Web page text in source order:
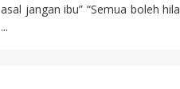
asal jangan ibu” “Semua boleh
...